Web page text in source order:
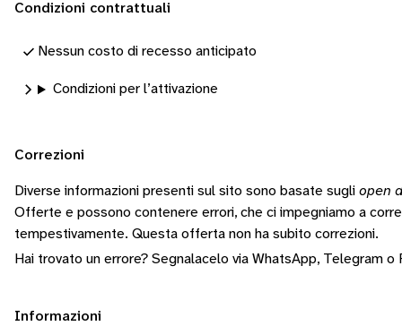
Condizioni contrattuali
Nessun costo di recesso anticipato
Condizioni per l’attivazione
Correzioni
Diverse informazioni presenti sul sito sono basate sugli open
Offerte e possono contenere errori, che ci impegniamo a
tempestivamente. Questa offerta non ha subito correzioni.
Hai trovato un errore? Segnalacelo via WhatsApp, Telegram o
Informazioni